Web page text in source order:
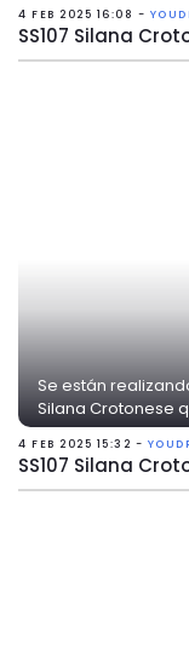
4 FEB 2025 16:08 -
SS107 Silana
Se están
Silana Crotonese
4 FEB 2025 15:32 -
SS107 Silana